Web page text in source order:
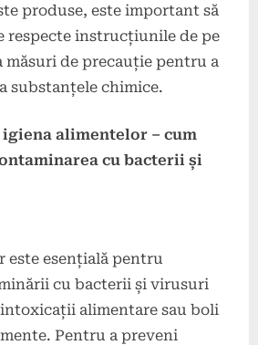
produse, este important să
respecte instrucțiunile de pe
măsuri de precauție pentru a
substanțele chimice.
alimentelor – cum
cu bacterii și
este esențială pentru
cu bacterii și virusuri
alimentare sau boli
Pentru a preveni